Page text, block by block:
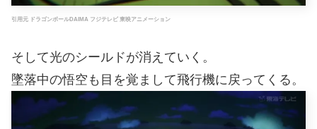
引用元 ドラゴンボールDAIMA フジテレビ 東映アニメーション
そして光のシールドが消えていく。
墜落中の悟空も目を覚まして飛行機に戻ってくる。